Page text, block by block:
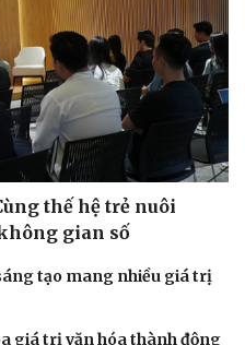
Công nghệ
Sành điệu
Tin Công nghệ
Chuyển đổi số
thế hệ trẻ nuôi
gian số
tạo mang nhiều giá trị
giá trị văn hóa thành động